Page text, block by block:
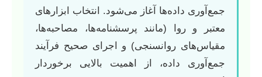
جمع‌آوری داده‌ها آغاز می‌شود. انتخاب ابزارهای
معتبر و روا (مانند پرسشنامه‌ها، مصاحبه‌ها،
مقیاس‌های روانسنجی) و اجرای صحیح فرآیند
جمع‌آوری داده، از اهمیت بالایی برخوردار